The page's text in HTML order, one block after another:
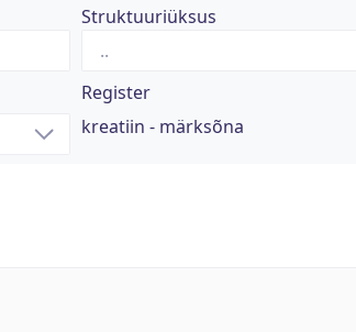
Struktuuriüksus
Register
kreatiin - märksõna